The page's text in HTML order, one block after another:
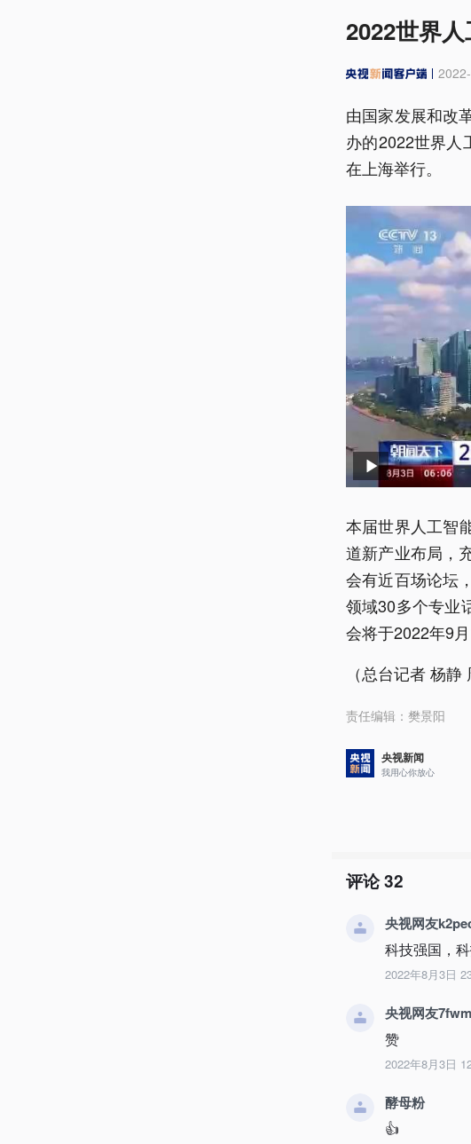
2022世界
由国家发展和改
办的2022世界人
在上海举行。
本届世界人工智
道新产业布局，
会有近百场论坛
领域30多个专业
会将于2022年9
（总台记者 杨静
责任编辑： 樊景阳
央视新闻
我用心你放心
评论32
央视网友
科技强国，
2022年8月3日
央视网友
赞
2022年8月3日
酵母粉
👍